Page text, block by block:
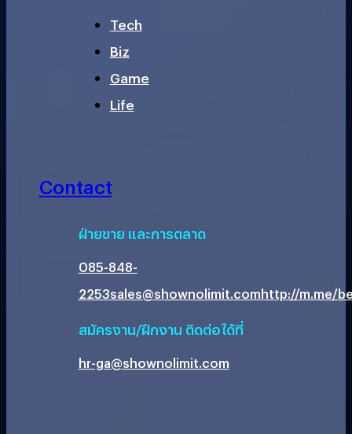
Tech
Biz
Game
Life
Contact
ฝ่ายขาย และการตลาด
085-848-
2253sales@shownolimit.comhttp://m.me/
สมัครงาน/ฝึกงาน ติดต่อได้ที่
hr-ga@shownolimit.com